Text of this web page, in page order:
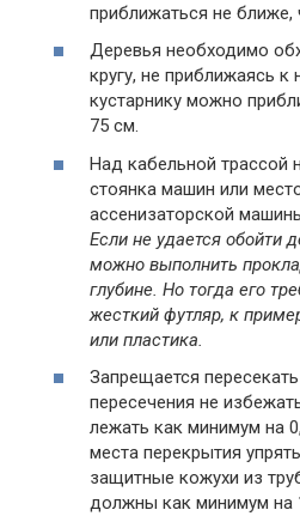
приближаться не ближе,
Деревья необходимо
кругу, не приближаясь
кустарнику можно
75 см.
Над кабельной трассой
стоянка машин или
ассенизаторской
Если не удается обойти
можно выполнить
глубине. Но тогда его
жесткий футляр, к
или пластика.
Запрещается
пересечения не
лежать как минимум на
места перекрытия
защитные кожухи из
должны как минимум на